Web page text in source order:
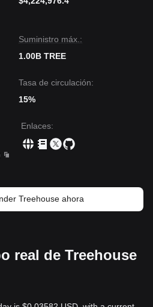
Suministro máx.:
1.00B TREE
Tasa de circulación:
15%
Enlaces:
Treehouse ahora
real de Treehouse